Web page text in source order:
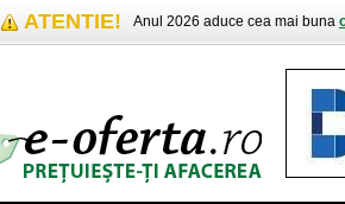
ATENTIE! Anul 2026 aduce cea mai buna